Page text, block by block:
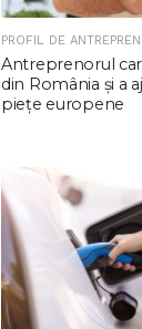
PROFIL DE
Antreprenorul
din România și a
piețe europene